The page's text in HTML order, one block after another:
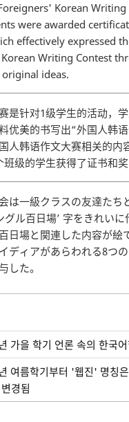
Korean Writing
were awarded
effectively expressed
Writing Contest
ideas.
是针对1级学生的活动，
优美的书写出“外国人韩
人韩语作文大赛相关的内
级的学生获得了证书和奖
は一級クラスの友達たち
グル百日場’ 字をきれいに
日場と関連した内容が絵
ディアがあらわれる8つ
した。
가을 학기 언론 속의 한국
여름학기부터 '웹진' 명칭
경됨